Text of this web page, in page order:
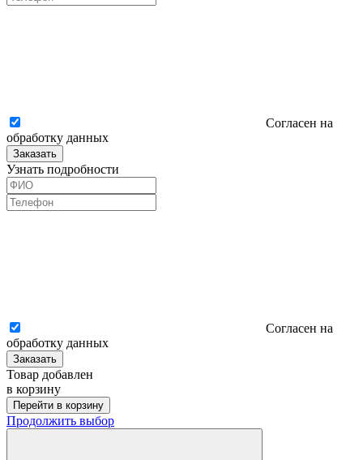
Согласен на
обработку данных
Заказать
Узнать подробности
Согласен на
обработку данных
Заказать
Товар добавлен
в корзину
Перейти в корзину
Продолжить выбор